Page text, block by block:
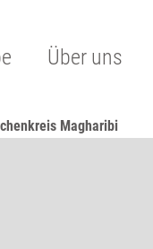
Über uns
Magharibi